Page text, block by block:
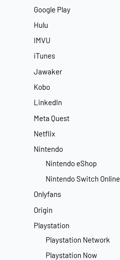
Google Play
Hulu
IMVU
iTunes
Jawaker
Kobo
LinkedIn
Meta Quest
Netflix
Nintendo
Nintendo eShop
Nintendo Switch Online
Onlyfans
Origin
Playstation
Playstation Network
Playstation Now